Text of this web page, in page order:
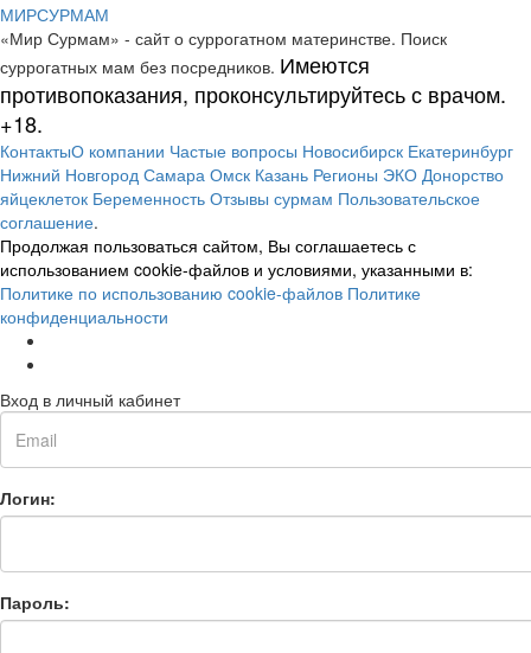
МИРСУРМАМ
«Мир Сурмам» - сайт о суррогатном материнстве. Поиск
суррогатных мам без посредников. Имеются
противопоказания, проконсультируйтесь с врачом.
+18.
КонтактыО компании Частые вопросы Новосибирск Екатеринбург
Нижний Новгород Самара Омск Казань Регионы ЭКО Донорство
яйцеклеток Беременность Отзывы сурмам Пользовательское
соглашение.
Продолжая пользоваться сайтом, Вы соглашаетесь с
использованием cookie-файлов и условиями, указанными в:
Политике по использованию cookie-файлов Политике
конфиденциальности
Вход в личный кабинет
Логин:
Пароль: